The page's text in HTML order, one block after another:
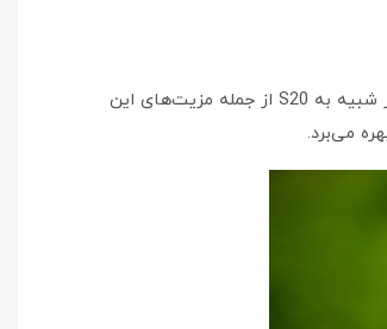
گلکسی A51 یکی از گوشی‌های میان رده سامسونگ است که گزینه‌ای جذاب برای خرید محسوب می‌شود. صفحه نمایش آمولد و بزرگ این گوشی و نرم افزار شبیه به S20 از جمله مزیت‌های این